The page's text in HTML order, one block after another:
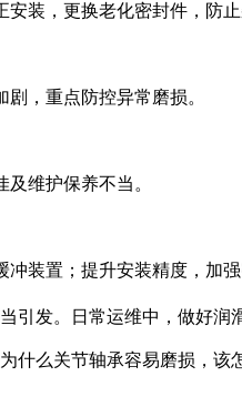
装，更换老化密封件，防
，重点防控异常磨损。
维护保养不当。
装置；提升安装精度，加
引发。日常运维中，做好
为什么关节轴承容易磨损，该